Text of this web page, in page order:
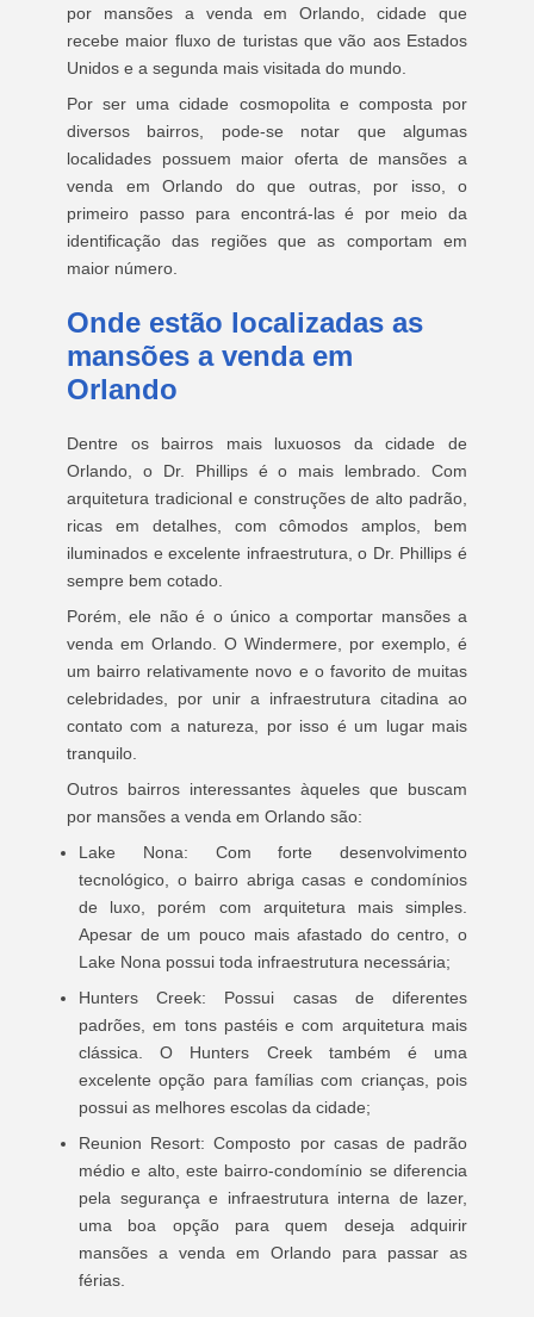
por mansões a venda em Orlando, cidade que
recebe maior fluxo de turistas que vão aos Estados
Unidos e a segunda mais visitada do mundo.
Por ser uma cidade cosmopolita e composta por
diversos bairros, pode-se notar que algumas
localidades possuem maior oferta de mansões a
venda em Orlando do que outras, por isso, o
primeiro passo para encontrá-las é por meio da
identificação das regiões que as comportam em
maior número.
Onde estão localizadas as
mansões a venda em
Orlando
Dentre os bairros mais luxuosos da cidade de
Orlando, o Dr. Phillips é o mais lembrado. Com
arquitetura tradicional e construções de alto padrão,
ricas em detalhes, com cômodos amplos, bem
iluminados e excelente infraestrutura, o Dr. Phillips é
sempre bem cotado.
Porém, ele não é o único a comportar mansões a
venda em Orlando. O Windermere, por exemplo, é
um bairro relativamente novo e o favorito de muitas
celebridades, por unir a infraestrutura citadina ao
contato com a natureza, por isso é um lugar mais
tranquilo.
Outros bairros interessantes àqueles que buscam
por mansões a venda em Orlando são:
Lake Nona: Com forte desenvolvimento
tecnológico, o bairro abriga casas e condomínios
de luxo, porém com arquitetura mais simples.
Apesar de um pouco mais afastado do centro, o
Lake Nona possui toda infraestrutura necessária;
Hunters Creek: Possui casas de diferentes
padrões, em tons pastéis e com arquitetura mais
clássica. O Hunters Creek também é uma
excelente opção para famílias com crianças, pois
possui as melhores escolas da cidade;
Reunion Resort: Composto por casas de padrão
médio e alto, este bairro-condomínio se diferencia
pela segurança e infraestrutura interna de lazer,
uma boa opção para quem deseja adquirir
mansões a venda em Orlando para passar as
férias.